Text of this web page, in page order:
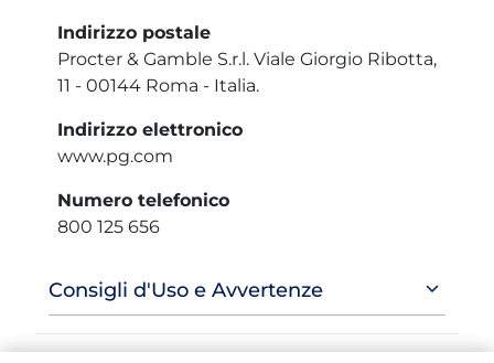
Indirizzo postale
Procter & Gamble S.r.l. Viale Giorgio Ribotta,
11 - 00144 Roma - Italia.
Indirizzo elettronico
www.pg.com
Numero telefonico
800 125 656
Consigli d'Uso e Avvertenze